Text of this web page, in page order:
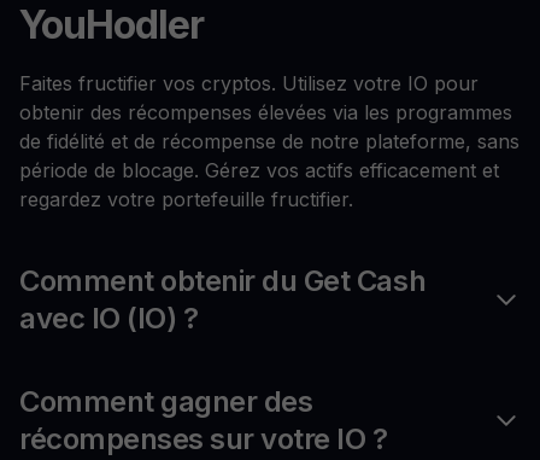
YouHodler
Faites fructifier vos cryptos. Utilisez votre IO pour
obtenir des récompenses élevées via les programmes
de fidélité et de récompense de notre plateforme, sans
période de blocage. Gérez vos actifs efficacement et
regardez votre portefeuille fructifier.
Comment obtenir du Get Cash
avec IO (IO) ?
Comment gagner des
récompenses sur votre IO ?